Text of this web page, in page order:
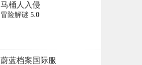
马桶人入侵
冒险解谜 5.0
蔚蓝档案国际服